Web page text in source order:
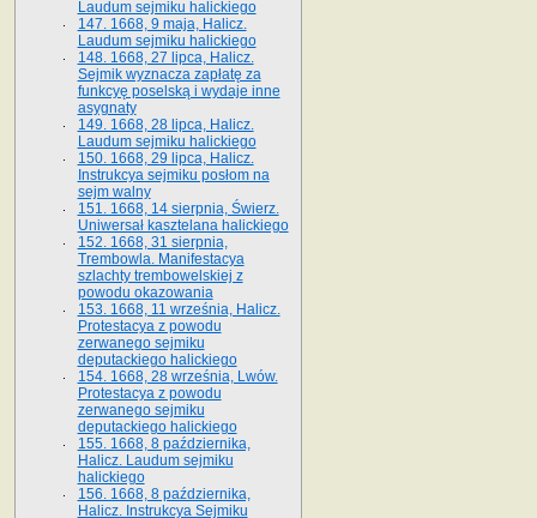
Laudum sejmiku halickiego
147. 1668, 9 maja, Halicz.
Laudum sejmiku halickiego
148. 1668, 27 lipca, Halicz.
Sejmik wyznacza zapłatę za
funkcyę poselską i wydaje inne
asygnaty
149. 1668, 28 lipca, Halicz.
Laudum sejmiku halickiego
150. 1668, 29 lipca, Halicz.
Instrukcya sejmiku posłom na
sejm walny
151. 1668, 14 sierpnia, Świerz.
Uniwersał kasztelana halickiego
152. 1668, 31 sierpnia,
Trembowla. Manifestacya
szlachty trembowelskiej z
powodu okazowania
153. 1668, 11 września, Halicz.
Protestacya z powodu
zerwanego sejmiku
deputackiego halickiego
154. 1668, 28 września, Lwów.
Protestacya z powodu
zerwanego sejmiku
deputackiego halickiego
155. 1668, 8 października,
Halicz. Laudum sejmiku
halickiego
156. 1668, 8 października,
Halicz. Instrukcya Sejmiku